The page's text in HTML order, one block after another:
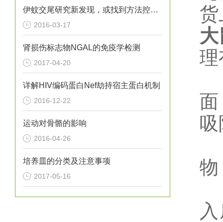
伊蚊交尾研究新发现，或找到方法控制寨卡病毒
2016-03-17
肾损伤标志物NGAL的免疫学检测
2017-04-20
详解HIV编码蛋白Nef劫持宿主蛋白机制
2016-12-22
运动对骨骼的影响
2016-04-26
培养皿的分类及注意事项
2017-05-16
理
物